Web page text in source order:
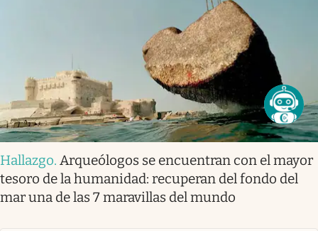
Hallazgo. Arqueólogos se encuentran con el mayor
tesoro de la humanidad: recuperan del fondo del
mar una de las 7 maravillas del mundo